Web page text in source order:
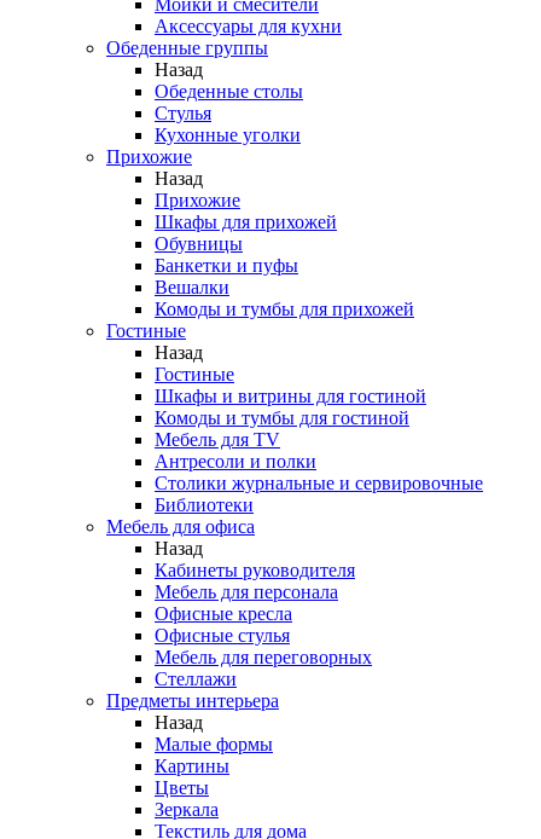
Мойки и смесители
Аксессуары для кухни
Обеденные группы
Назад
Обеденные столы
Стулья
Кухонные уголки
Прихожие
Назад
Прихожие
Шкафы для прихожей
Обувницы
Банкетки и пуфы
Вешалки
Комоды и тумбы для прихожей
Гостиные
Назад
Гостиные
Шкафы и витрины для гостиной
Комоды и тумбы для гостиной
Мебель для TV
Антресоли и полки
Столики журнальные и сервировочные
Библиотеки
Мебель для офиса
Назад
Кабинеты руководителя
Мебель для персонала
Офисные кресла
Офисные стулья
Мебель для переговорных
Стеллажи
Предметы интерьера
Назад
Малые формы
Картины
Цветы
Зеркала
Текстиль для дома